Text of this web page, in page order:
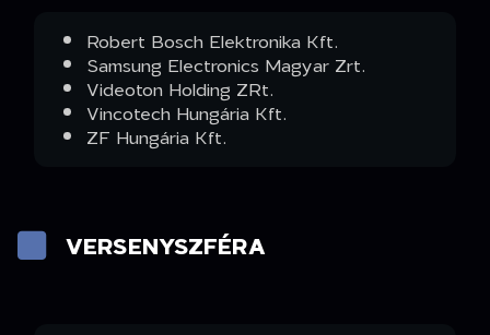
Robert Bosch Elektronika Kft.
Samsung Electronics Magyar Zrt.
Videoton Holding ZRt.
Vincotech Hungária Kft.
ZF Hungária Kft.
VERSENYSZFÉRA